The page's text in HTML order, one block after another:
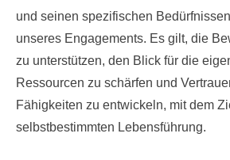
und seinen spezifischen
unseres Engagements. Es gilt, die
zu unterstützen, den Blick für die
Ressourcen zu schärfen und
Fähigkeiten zu entwickeln, mit dem
selbstbestimmten Lebensführung.